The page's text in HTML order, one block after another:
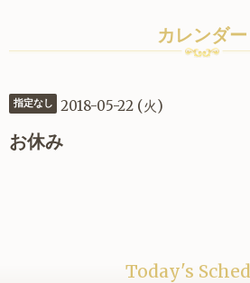
カレンダー
指定なし 2018-05-22 (火)
お休み
Today's